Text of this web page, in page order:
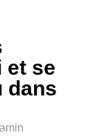
et se
dans